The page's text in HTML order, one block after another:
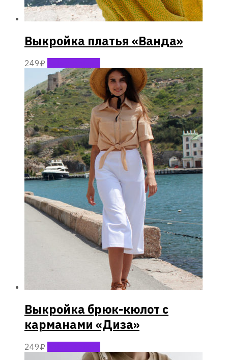
Выкройка платья «Ванда»
249₽
Выкройка брюк-кюлот с
карманами «Диза»
249₽